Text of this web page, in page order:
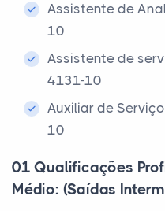
Assistente de
10
Assistente de
4131-10
Auxiliar de
10
01 Qualificações
Médio: (Saídas